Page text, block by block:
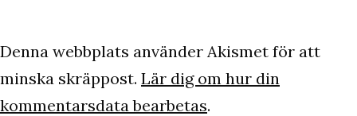
Denna webbplats använder Akismet för att
minska skräppost. Lär dig om hur din
kommentarsdata bearbetas.